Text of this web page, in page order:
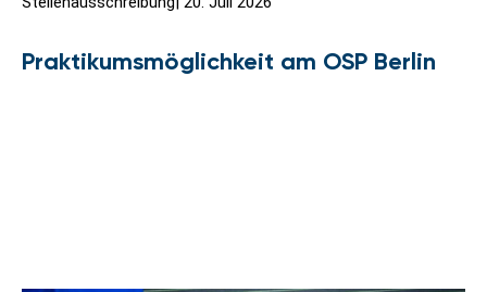
Praktikumsmöglichkeit am OSP Berlin